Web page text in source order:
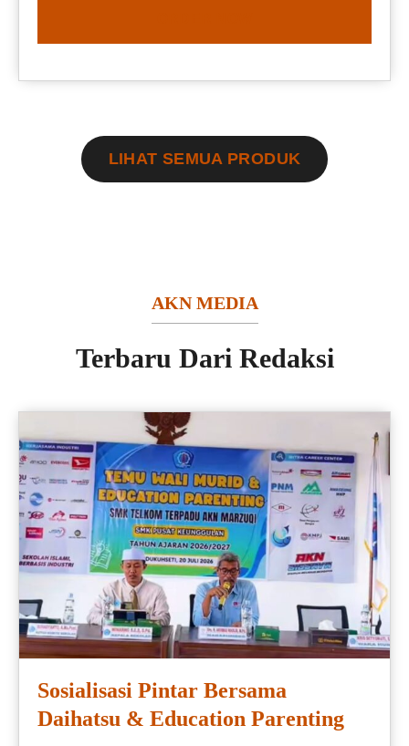
LIHAT SEMUA PRODUK
AKN MEDIA
Terbaru Dari Redaksi
Sosialisasi Pintar Bersama
Daihatsu & Education Parenting